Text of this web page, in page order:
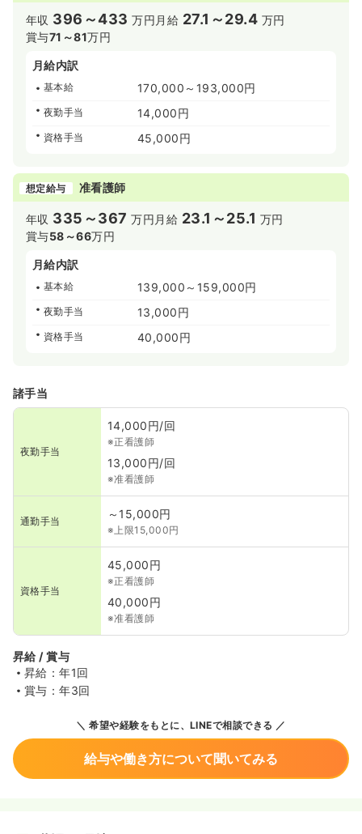
年収 396～433 万円 月給 27.1～29.4 万円
賞与71～81万円
月給内訳
基本給 170,000～193,000円
夜勤手当 14,000円
資格手当 45,000円
想定給与 准看護師
年収 335～367 万円 月給 23.1～25.1 万円
賞与58～66万円
月給内訳
基本給 139,000～159,000円
夜勤手当 13,000円
資格手当 40,000円
諸手当
夜勤手当
14,000円/回
※正看護師
13,000円/回
※准看護師
通勤手当
～15,000円
※上限15,000円
資格手当
45,000円
※正看護師
40,000円
※准看護師
昇給 / 賞与
昇給：年1回
賞与：年3回
希望や経験をもとに、LINEで相談できる
給与や働き方について聞いてみる